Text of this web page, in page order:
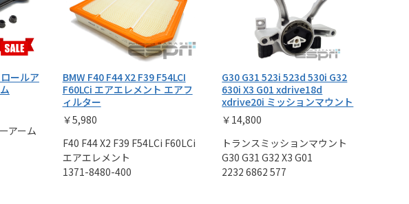
ールア
アーム
BMW F40 F44 X2 F39 F54LCI
F60LCi エアエレメント エアフ
ィルター
￥5,980
F40 F44 X2 F39 F54LCi F60LCi
エアエレメント
1371-8480-400
G30 G31 523i 523d 530i G32
630i X3 G01 xdrive18d
xdrive20i ミッションマウント
￥14,800
トランスミッションマウント
G30 G31 G32 X3 G01
2232 6862 577